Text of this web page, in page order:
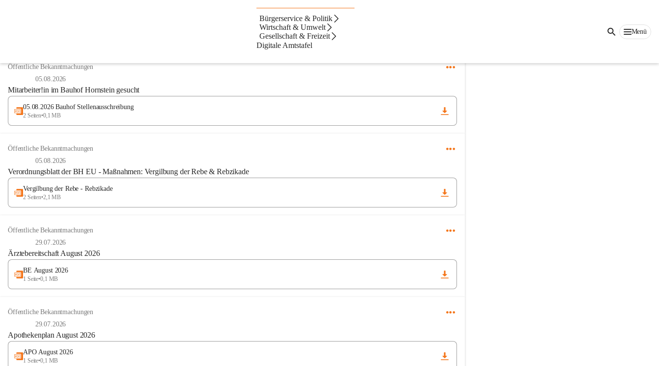
Bürgerservice & Politik
Wirtschaft & Umwelt
Gesellschaft & Freizeit
Digitale Amtstafel
Menü
Öffentliche Bekanntmachungen
05.08.2026
Mitarbeiter!in im Bauhof Hornstein gesucht
05.08.2026 Bauhof Stellenausschreibung
2 Seiten•0,1 MB
Öffentliche Bekanntmachungen
05.08.2026
Verordnungsblatt der BH EU - Maßnahmen: Vergilbung der Rebe & Rebzikade
Vergilbung der Rebe - Rebzikade
2 Seiten•2,1 MB
Öffentliche Bekanntmachungen
29.07.2026
Ärztebereitschaft August 2026
BE August 2026
1 Seite•0,1 MB
Öffentliche Bekanntmachungen
29.07.2026
Apothekenplan August 2026
APO August 2026
1 Seite•0,1 MB